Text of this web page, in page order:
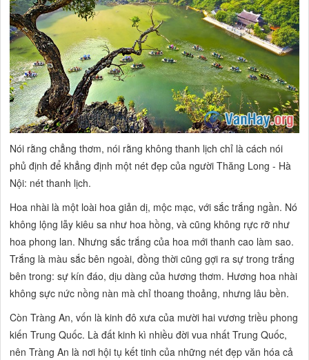
Nói rằng chẳng thơm, nói rằng không thanh lịch chỉ là cách nói
phủ định để khẳng định một nét đẹp của người Thăng Long - Hà
Nội: nét thanh lịch.
Hoa nhài là một loài hoa giản dị, mộc mạc, với sắc trắng ngần. Nó
không lộng lẫy kiêu sa như hoa hồng, và cũng không rực rỡ như
hoa phong lan. Nhưng sắc trắng của hoa mới thanh cao làm sao.
Trắng là màu sắc bên ngoài, đồng thời cũng gợi ra sự trong trắng
bên trong: sự kín đáo, dịu dàng của hương thơm. Hương hoa nhài
không sực nức nồng nàn mà chỉ thoang thoảng, nhưng lâu bền.
Còn Tràng An, vốn là kinh đô xưa của mười hai vương triều phong
kiến Trung Quốc. Là đất kinh kì nhiều đời vua nhất Trung Quốc,
nên Tràng An là nơi hội tụ kết tinh của những nét đẹp văn hóa cả